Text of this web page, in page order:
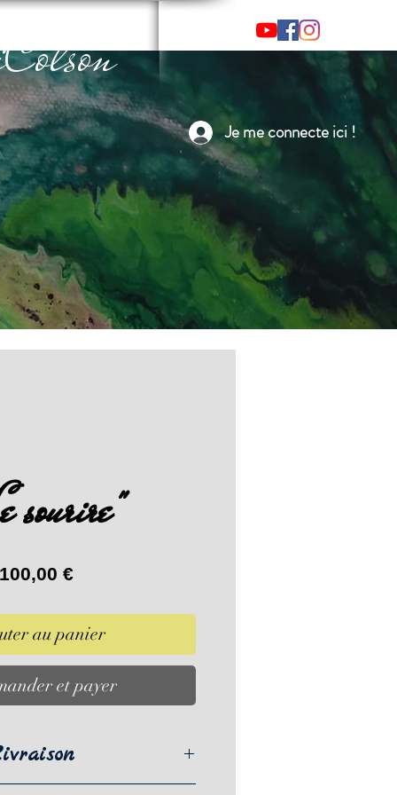
Je me connecte ici !
sourire"
100,00 €Prix
au panier
et payer